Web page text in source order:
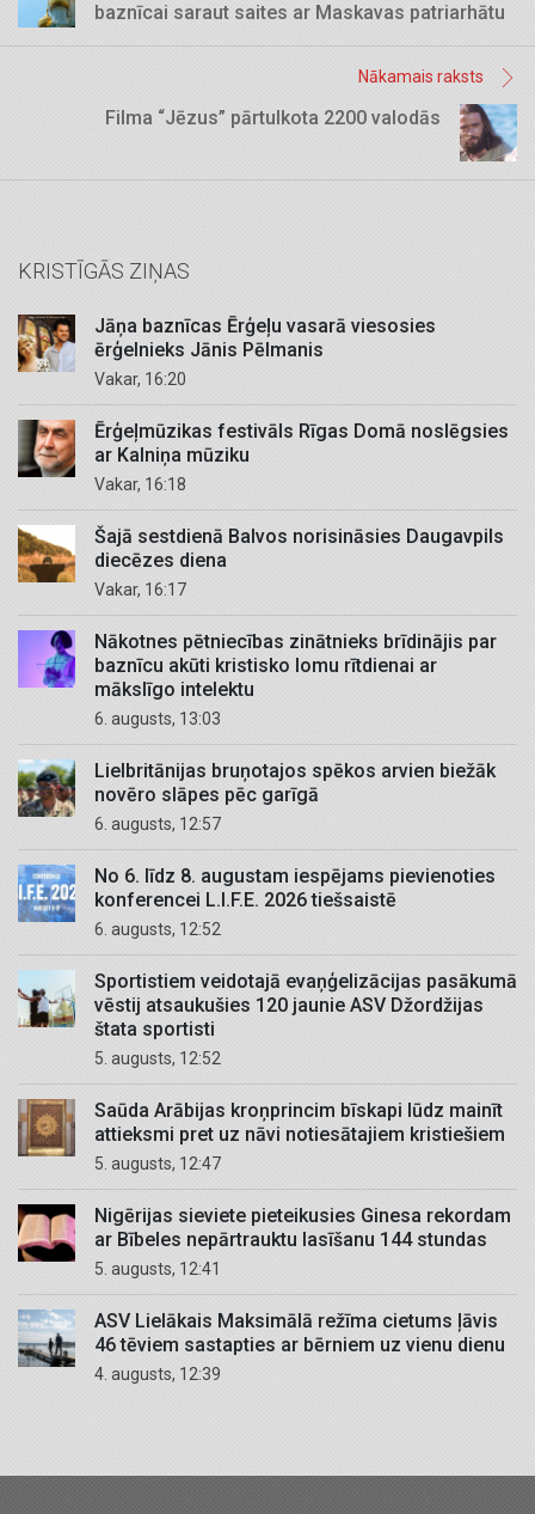
baznīcai saraut saites ar Maskavas patriarhātu
Nākamais raksts
Filma “Jēzus” pārtulkota 2200 valodās
KRISTĪGĀS ZIŅAS
Jāņa baznīcas Ērģeļu vasarā viesosies
ērģelnieks Jānis Pēlmanis
Vakar, 16:20
Ērģeļmūzikas festivāls Rīgas Domā noslēgsies
ar Kalniņa mūziku
Vakar, 16:18
Šajā sestdienā Balvos norisināsies Daugavpils
diecēzes diena
Vakar, 16:17
Nākotnes pētniecības zinātnieks brīdinājis par
baznīcu akūti kristisko lomu rītdienai ar
mākslīgo intelektu
6. augusts, 13:03
Lielbritānijas bruņotajos spēkos arvien biežāk
novēro slāpes pēc garīgā
6. augusts, 12:57
No 6. līdz 8. augustam iespējams pievienoties
konferencei L.I.F.E. 2026 tiešsaistē
6. augusts, 12:52
Sportistiem veidotajā evaņģelizācijas pasākumā
vēstij atsaukušies 120 jaunie ASV Džordžijas
štata sportisti
5. augusts, 12:52
Saūda Arābijas kroņprincim bīskapi lūdz mainīt
attieksmi pret uz nāvi notiesātajiem kristiešiem
5. augusts, 12:47
Nigērijas sieviete pieteikusies Ginesa rekordam
ar Bībeles nepārtrauktu lasīšanu 144 stundas
5. augusts, 12:41
ASV Lielākais Maksimālā režīma cietums ļāvis
46 tēviem sastapties ar bērniem uz vienu dienu
4. augusts, 12:39